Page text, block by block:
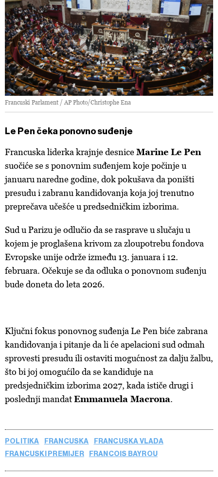
Francuski Parlament / AP Photo/Christophe Ena
Le Pen čeka ponovno suđenje
Francuska liderka krajnje desniceMarine Le Pen
suočiće se s ponovnim suđenjem koje počinje u
januaru naredne godine, dok pokušava da poništi
presudu i zabranu kandidovanja koja joj trenutno
preprečava učešće u predsedničkim izborima.
Sud u Parizu je odlučio da se rasprave u slučaju u
kojem je proglašena krivom za zloupotrebu fondova
Evropske unije održe između 13. januara i 12.
februara. Očekuje se da odluka o ponovnom suđenju
bude doneta do leta 2026.
Ključni fokus ponovnog suđenja Le Pen biće zabrana
kandidovanja i pitanje da li će apelacioni sud odmah
sprovesti presudu ili ostaviti mogućnost za dalju žalbu,
što bi joj omogućilo da se kandiduje na
predsjedničkim izborima 2027, kada ističe drugi i
poslednji mandatEmmanuela Macrona.
POLITIKA FRANCUSKA
FRANCUSKA VLADA
FRANCUSKI PREMIJER
FRANCOIS BAYROU